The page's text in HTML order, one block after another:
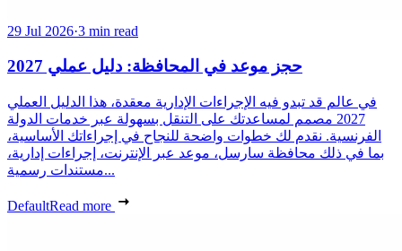
29 Jul 2026·3 min read
حجز موعد في المحافظة: دليل عملي 2027
في عالم قد تبدو فيه الإجراءات الإدارية معقدة، هذا الدليل العملي
2027 مصمم لمساعدتك على التنقل بسهولة عبر خدمات الدولة
الفرنسية. نقدم لك خطوات واضحة للنجاح في إجراءاتك الأساسية،
بما في ذلك محافظة سارسل، موعد عبر الإنترنت، إجراءات إدارية،
مستندات رسمية...
DefaultRead more